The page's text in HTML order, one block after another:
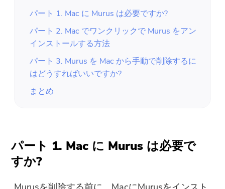
パート 1. Mac に Murus は必要ですか?
パート 2. Mac でワンクリックで Murus をアン
インストールする方法
パート 3. Murus を Mac から手動で削除するに
はどうすればいいですか?
まとめ
パート 1. Mac に Murus は必要で
すか?